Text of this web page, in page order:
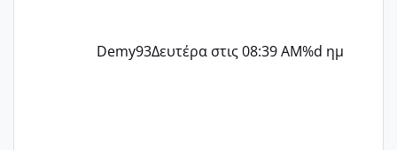
Demy93Δευτέρα στις 08:39 AM%d ημ